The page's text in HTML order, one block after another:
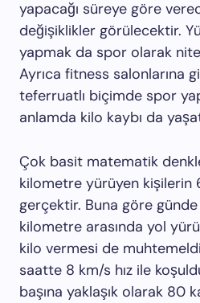
yapacağı süreye göre
değişiklikler görülecektir.
yapmak da spor olarak
Ayrıca fitness salonlarına
teferruatlı biçimde spor
anlamda kilo kaybı da
Çok basit matematik
kilometre yürüyen kişilerin
gerçektir. Buna göre
kilometre arasında yol
kilo vermesi de
saatte 8 km/s hız ile
başına yaklaşık olarak 80